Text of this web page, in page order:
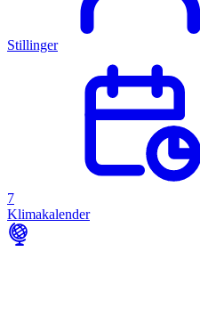
Stillinger
7
Klimakalender